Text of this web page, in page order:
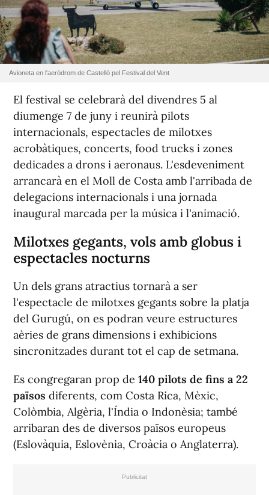
Avioneta en l'aeròdrom de Castelló pel Festival del Vent
El festival se celebrarà del divendres 5 al
diumenge 7 de juny i reunirà pilots
internacionals, espectacles de milotxes
acrobàtiques, concerts, food trucks i zones
dedicades a drons i aeronaus. L'esdeveniment
arrancarà en el Moll de Costa amb l'arribada de
delegacions internacionals i una jornada
inaugural marcada per la música i l'animació.
Milotxes gegants, vols amb globus i
espectacles nocturns
Un dels grans atractius tornarà a ser
l'espectacle de milotxes gegants sobre la platja
del Gurugú, on es podran veure estructures
aèries de grans dimensions i exhibicions
sincronitzades durant tot el cap de setmana.
Es congregaran prop de 140 pilots de fins a 22
països diferents, com Costa Rica, Mèxic,
Colòmbia, Algèria, l'Índia o Indonèsia; també
arribaran des de diversos països europeus
(Eslovàquia, Eslovènia, Croàcia o Anglaterra).